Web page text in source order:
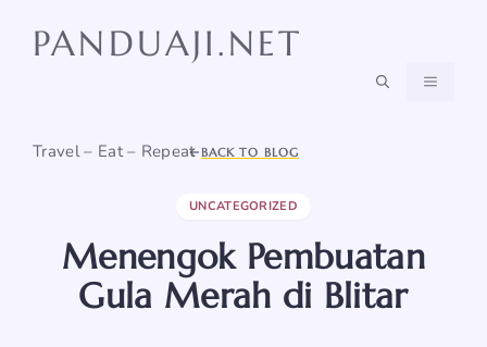
PANDUAJI.NET
Travel – Eat – Repeat
MENU
BACK TO BLOG
UNCATEGORIZED
Menengok Pembuatan
Gula Merah di Blitar